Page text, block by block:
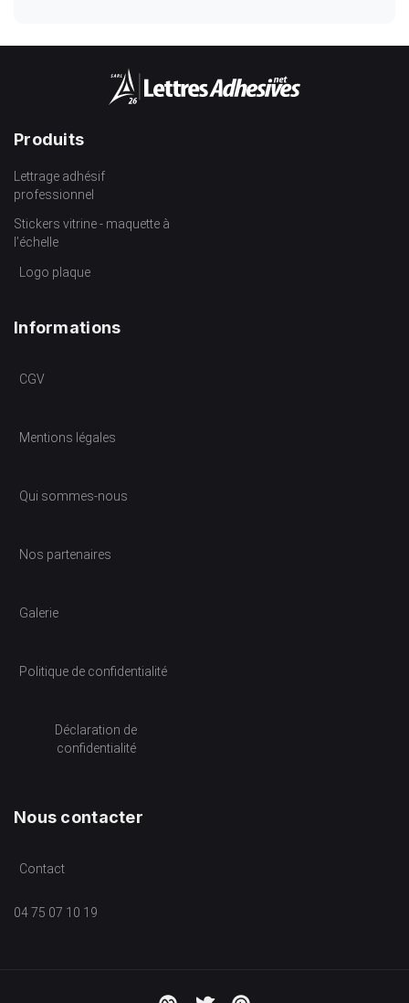
Produits
Lettrage adhésif
professionnel
Stickers vitrine - maquette à
l’échelle
Logo plaque
Informations
CGV
Mentions légales
Qui sommes-nous
Nos partenaires
Galerie
Politique de confidentialité
Déclaration de
confidentialité
Nous contacter
Contact
04 75 07 10 19